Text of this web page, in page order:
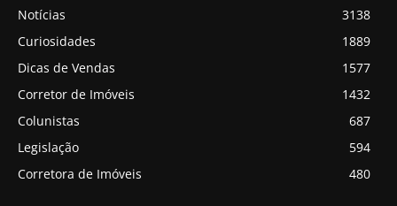
Notícias
3138
Curiosidades
1889
Dicas de Vendas
1577
Corretor de Imóveis
1432
Colunistas
687
Legislação
594
Corretora de Imóveis
480